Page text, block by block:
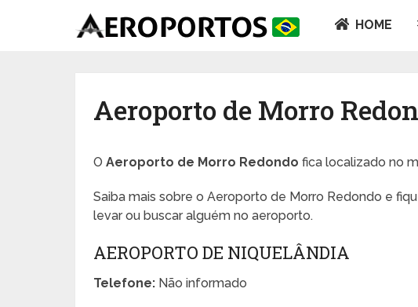
HOME
Aeroporto de Morro
OAeroporto de Morro Redondo fica localizado no
Saiba mais sobre o Aeroporto de Morro Redondo e
levar ou buscar alguém no aeroporto.
AEROPORTO DE NIQUELÂNDIA
Telefone: Não informado